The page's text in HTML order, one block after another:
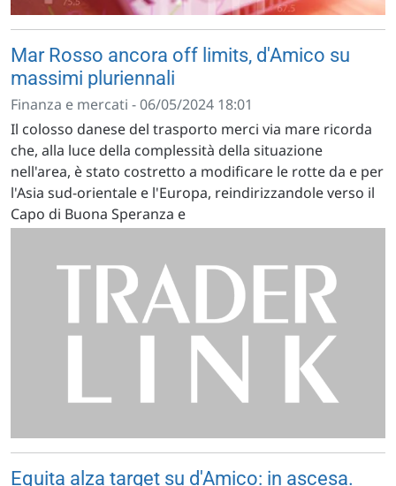
Mar Rosso ancora off limits, d'Amico su
massimi pluriennali
Finanza e mercati - 06/05/2024 18:01
Il colosso danese del trasporto merci via mare ricorda
che, alla luce della complessità della situazione
nell'area, è stato costretto a modificare le rotte da e per
l'Asia sud-orientale e l'Europa, reindirizzandole verso il
Capo di Buona Speranza e
Equita alza target su d'Amico: in ascesa.